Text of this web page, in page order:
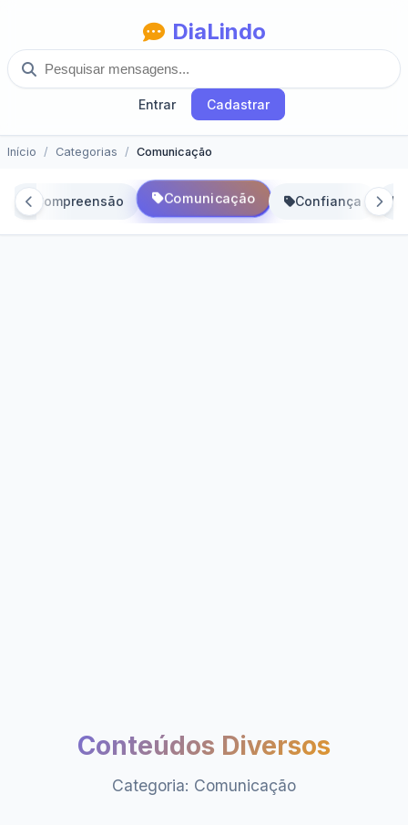
DiaLindo
Entrar Cadastrar
Início Categorias Comunicação
Compreensão Comunicação Confiança
Conteúdos Diversos
Categoria: Comunicação